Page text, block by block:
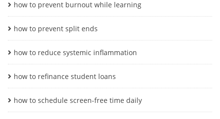
how to prevent burnout while learning
how to prevent split ends
how to reduce systemic inflammation
how to refinance student loans
how to schedule screen-free time daily